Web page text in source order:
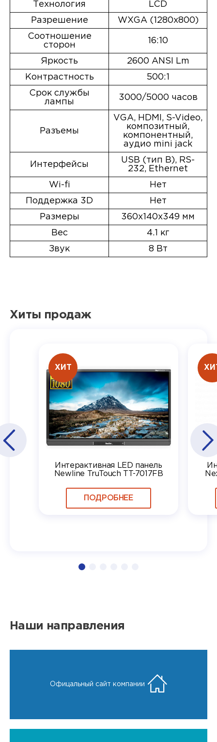
Технология
LCD
Разрешение WXGA (1280x800)
Соотношение
сторон
16:10
Яркость 2600 ANSI Lm
Контрастность 500:1
Срок службы
лампы
3000/5000 часов
Разъемы
VGA, HDMI, S-Video,
композитный,
компонентный,
аудио mini jack
Интерфейсы
USB (тип B), RS-
232, Ethernet
Wi-fi Нет
Поддержка 3D Нет
Размеры 360x140x349 мм
Вес 4.1 кг
Звук 8 Вт
Хиты продаж
ХИТ
Интерактивная LED панель
Newline TruTouch TT-7017FB
ПОДРОБНЕЕ
Наши направления
Офицальный сайт компании